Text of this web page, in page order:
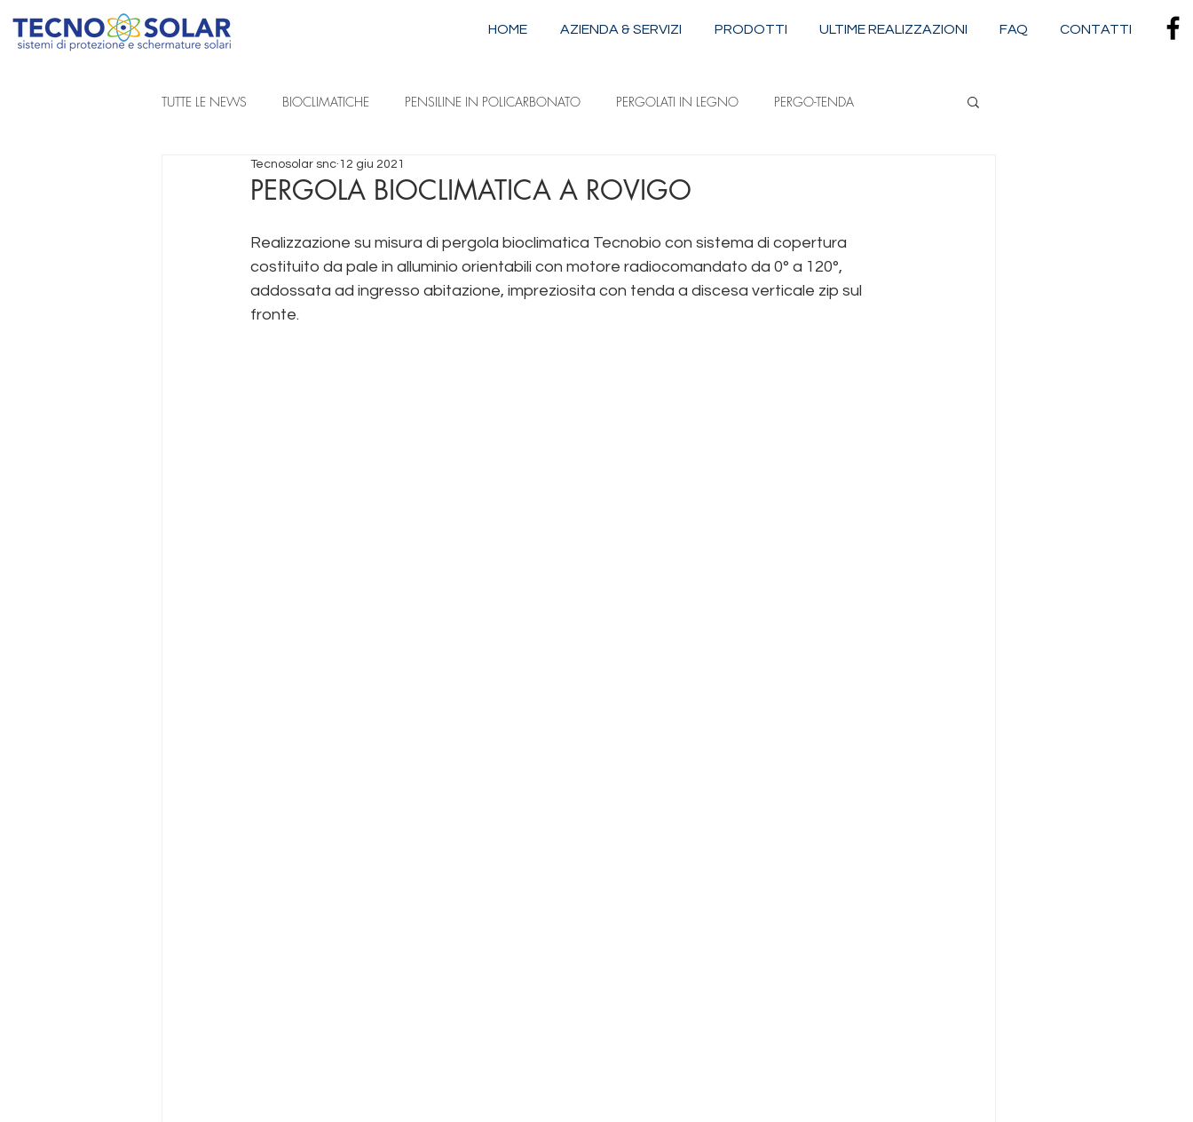
HOME AZIENDA & SERVIZI PRODOTTI ULTIME REALIZZAZIONI FAQ CONTATTI
TUTTE LE NEWS BIOCLIMATICHE PENSILINE IN POLICARBONATO PERGOLATI IN LEGNO PERGO-TENDA
REALIZZAZIONI A PROGETTO STRUTTURE IN ALLUMINIO E ACCIAIO
TENDE DA SOLE A BRACCIA ESTENSIBILI TENDE DA SOLE A DISCESA VERTICALE TENDE DA SOLE CASSONETTATE
TENDE TECNICHE
PERGOLA BIOCLIMATICA A ROVIGO
Tecnosolar snc 12 giu 2021
Realizzazione su misura di pergola bioclimatica Tecnobio con sistema di copertura
costituito da pale in alluminio orientabili con motore radiocomandato da 0° a 120°,
addossata ad ingresso abitazione, impreziosita con tenda a discesa verticale zip sul
fronte.